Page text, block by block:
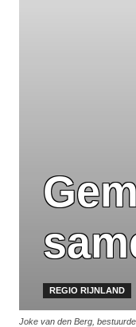
REGIO RIJNLAND
Joke van den Berg,